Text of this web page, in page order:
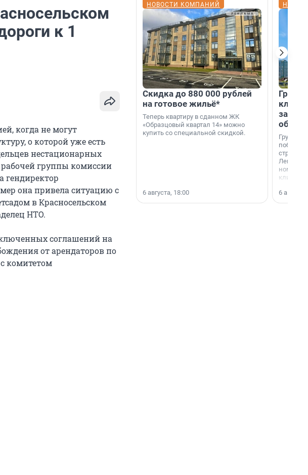
к 1
когда не могут
о которой уже есть
нестационарных
рабочей группы комиссии
гендиректор
она привела ситуацию с
в Красносельском
НТО.
соглашений на
от арендаторов по
комитетом
НОВОСТИ КОМПАНИЙ
Скидка до 880 000 рублей
на готовое жильё*
Теперь квартиру в сданном ЖК
«Образцовый квартал 14» можно
купить со специальной скидкой.
6 августа, 18:00
Группа
области».
6